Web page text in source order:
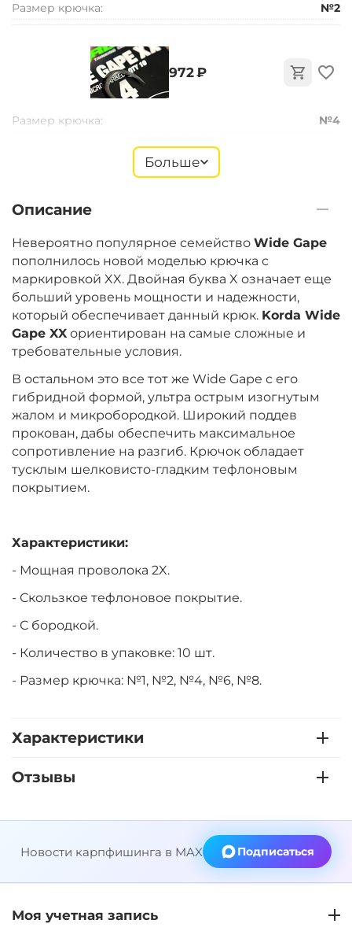
Размер крючка: №2
‍972‍ ₽
Размер крючка: №4
‍972‍ ₽
Размер крючка:
Больше
Описание
Невероятно популярное семейство Wide Gape
пополнилось новой моделью крючка с
маркировкой XX. Двойная буква X означает еще
больший уровень мощности и надежности,
который обеспечивает данный крюк. Korda Wide
Gape XX ориентирован на самые сложные и
требовательные условия.
В остальном это все тот же Wide Gape с его
гибридной формой, ультра острым изогнутым
жалом и микробородкой. Широкий поддев
прокован, дабы обеспечить максимальное
сопротивление на разгиб. Крючок обладает
тусклым шелковисто-гладким тефлоновым
покрытием.
Характеристики:
- Мощная проволока 2X.
- Скользкое тефлоновое покрытие.
- С бородкой.
- Количество в упаковке: 10 шт.
- Размер крючка: №1, №2, №4, №6, №8.
Характеристики
Отзывы
Новости карпфишинга в MAX Подписаться
Моя учетная запись